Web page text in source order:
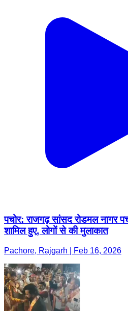
पचोर: राजगढ़ सांसद रोडमल नागर
शामिल हुए, लोगों से की मुलाकात
Pachore, Rajgarh | Feb 16, 2026